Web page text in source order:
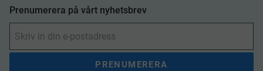
Prenumerera på vårt nyhetsbrev
PRENUMERERA